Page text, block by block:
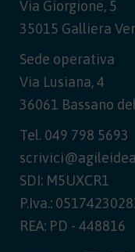
Via Giorgione, 5
35015 Galliera
Sede operativa
Via Lusiana, 4
36061 Bassano
Tel. 049 798 5693
SDI: M5UXCR1
P.Iva.:
REA: PD - 448816